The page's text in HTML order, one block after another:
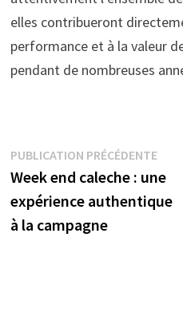
elles contribueront
performance et à la valeur
pendant de nombreuses
Navigation
de
l’article
PUBLICATION PRÉCÉDENTE
Week end caleche : une
expérience authentique
à la campagne